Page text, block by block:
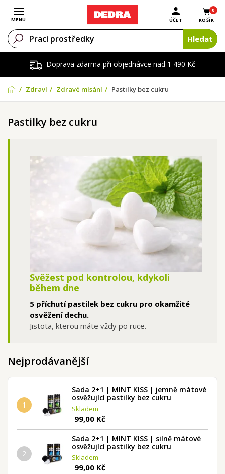
Doprava zdarma při objednávce nad 1 490 Kč
Otevřít menu
MENU
0
KOŠÍK
ÚČET
Hledat
Zdraví Zdravé mlsání Pastilky bez cukru
Pastilky bez cukru
Svěžest pod kontrolou, kdykoli
během dne
5 příchutí pastilek bez cukru pro okamžité
osvěžení dechu.
Jistota, kterou máte vždy po ruce.
Nejprodávanější
1
Sada 2+1 | MINT KISS | jemně mátové
osvěžující pastilky bez cukru
Skladem
99,00 Kč
2
Sada 2+1 | MINT KISS | silně mátové
osvěžující pastilky bez cukru
Skladem
99,00 Kč